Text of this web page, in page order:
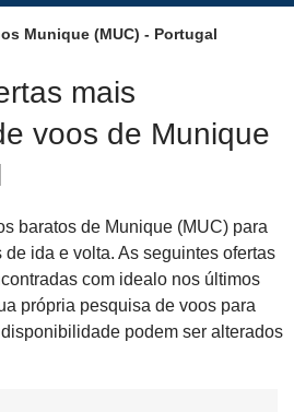
Munique (MUC) - Portugal
mais
voos de Munique
baratos de Munique (MUC) para
ida e volta. As seguintes ofertas
com idealo nos últimos
própria pesquisa de voos para
podem ser alterados